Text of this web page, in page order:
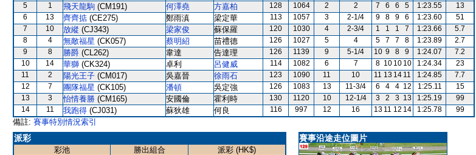
5
1 飛天龍駒 (CM191) 何澤堯 方嘉柏 128 1064 2 2 7 6 6 5 1:23.55
13
6
13 齊齊掂 (CE275) 鄭雨滇 梁定華 113 1057 3 2-1/4 9 8 9 6 1:23.60
51
7
10 放縱 (CJ343) 梁家俊 蘇保羅 120 1030 4 2-3/4 1 1 1 7 1:23.66
5.7
8
4 無敵福星 (CK057) 蔡明紹 苗禮德 126 1027 5 4 5 7 7 8 1:23.89
2.7
9
8 勝爵 (CL262) 韋達 告達理 126 1139 9 5-1/4 10 9 8 9 1:24.07
7.2
10
14 華獅 (CK324) 卓利 呂健威 114 1082 6 7 8 10 10 10 1:24.34
23
11
2 陽光王子 (CM017) 吳嘉晉 徐雨石 123 1090 11 10 11 13 14 11 1:24.85
7.7
12
7 團隊福星 (CK105) 潘頓 吳定強 126 1083 13 11-3/4 6 4 4 12 1:25.11
15
13
3 怡情養勝 (CM165) 安國倫 霍利時 130 1120 10 12-1/4 3 2 3 13 1:25.19
99
14
11 我跑得 (CJ031) 蘇狄雄 何良 116 997 12 16 13 11 12 14 1:25.78 99
備註: 賽事特別情況索引
派彩
彩池 勝出組合
派彩 (HK$)
賽事沿途走位圖片